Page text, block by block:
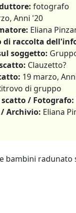
fotografo
Anni '20
Eliana
di raccolta
soggetto:
Clauzetto?
19 marzo,
di gruppo
/ Fotografo:
Archivio: Eliana
bambini